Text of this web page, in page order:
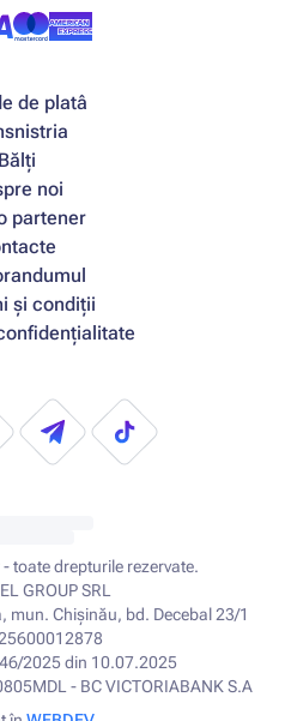
de platâ
Bălți
noi
partener
și condiții
toate drepturile rezervate.
GROUP SRL
mun. Chișinău, bd. Decebal 23/1
2025 din 10.07.2025
- BC VICTORIABANK S.A